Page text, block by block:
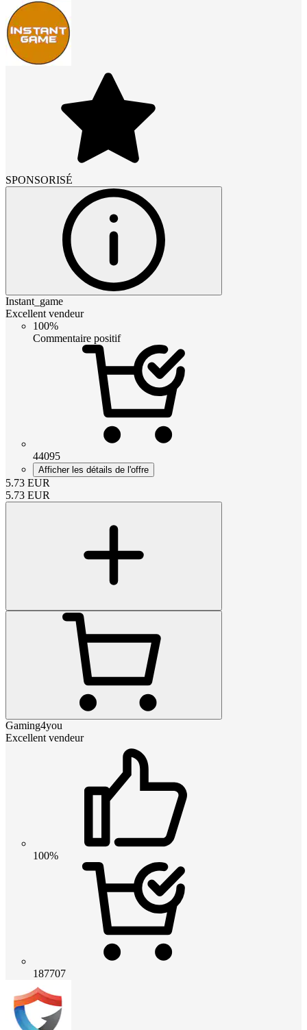
SPONSORISÉ
Instant_game
Excellent vendeur
100%
Commentaire positif
44095
Afficher les détails de l'offre
5.73 EUR
5.73 EUR
Gaming4you
Excellent vendeur
100%
187707